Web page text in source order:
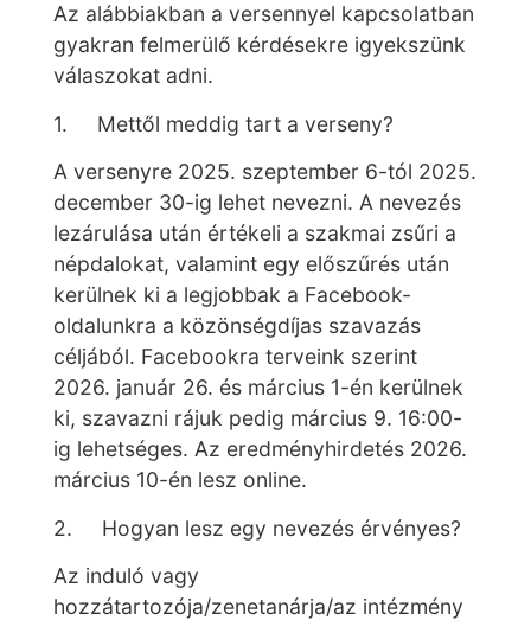
Az alábbiakban a versennyel kapcsolatban
gyakran felmerülő kérdésekre igyekszünk
válaszokat adni.
1. Mettől meddig tart a verseny?
A versenyre 2025. szeptember 6-tól 2025.
december 30-ig lehet nevezni. A nevezés
lezárulása után értékeli a szakmai zsűri a
népdalokat, valamint egy előszűrés után
kerülnek ki a legjobbak a Facebook-
oldalunkra a közönségdíjas szavazás
céljából. Facebookra terveink szerint
2026. január 26. és március 1-én kerülnek
ki, szavazni rájuk pedig március 9. 16:00-
ig lehetséges. Az eredményhirdetés 2026.
március 10-én lesz online.
2. Hogyan lesz egy nevezés érvényes?
Az induló vagy
hozzátartozója/zenetanárja/az intézmény